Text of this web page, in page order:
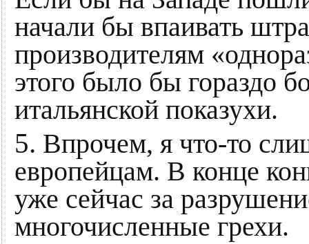
начали бы впаивать
производителям
этого было бы гораздо
итальянской показухи.
5. Впрочем, я что-то
европейцам. В конце
уже сейчас за
многочисленные грехи.